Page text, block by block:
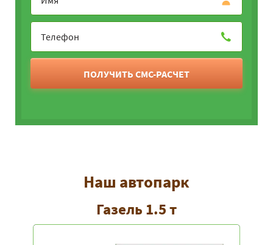
ПОЛУЧИТЬ СМС-РАСЧЕТ
Наш автопарк
Газель 1.5 т